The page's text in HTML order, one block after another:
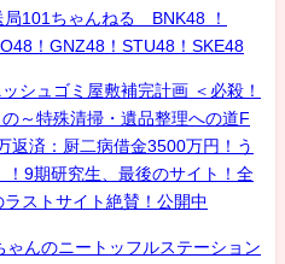
101ちゃんねる BNK48 ！
！GNZ48！STU48！SKE48
シュゴミ屋敷補完計画 ＜必殺！
～特殊清掃・遺品整理への道F
返済：厨二病借金3500万円！う
9期研究生、最後のサイト！全
ストサイト絶賛！公開中
んのニートッフルステーション